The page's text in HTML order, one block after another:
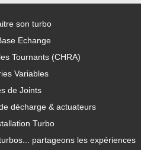
son turbo
Echange
Tournants (CHRA)
Variables
de Joints
décharge & actuateurs
Turbo
partageons les expériences